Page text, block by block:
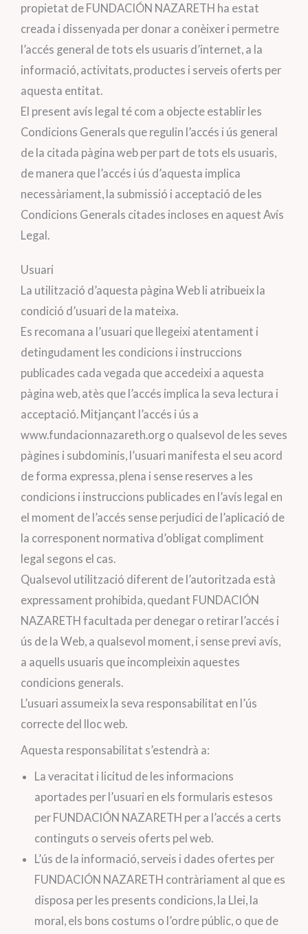
propietat de FUNDACIÓN NAZARETH ha estat
creada i dissenyada per donar a conèixer i permetre
l’accés general de tots els usuaris d’internet, a la
informació, activitats, productes i serveis oferts per
aquesta entitat.
El present avís legal té com a objecte establir les
Condicions Generals que regulin l’accés i ús general
de la citada pàgina web per part de tots els usuaris,
de manera que l’accés i ús d’aquesta implica
necessàriament, la submissió i acceptació de les
Condicions Generals citades incloses en aquest Avís
Legal.
Usuari
La utilització d’aquesta pàgina Web li atribueix la
condició d’usuari de la mateixa.
Es recomana a l’usuari que llegeixi atentament i
detingudament les condicions i instruccions
publicades cada vegada que accedeixi a aquesta
pàgina web, atès que l’accés implica la seva lectura i
acceptació. Mitjançant l’accés i ús a
www.fundacionnazareth.org o qualsevol de les seves
pàgines i subdominis, l’usuari manifesta el seu acord
de forma expressa, plena i sense reserves a les
condicions i instruccions publicades en l’avís legal en
el moment de l’accés sense perjudici de l’aplicació de
la corresponent normativa d’obligat compliment
legal segons el cas.
Qualsevol utilització diferent de l’autoritzada està
expressament prohibida, quedant FUNDACIÓN
NAZARETH facultada per denegar o retirar l’accés i
ús de la Web, a qualsevol moment, i sense previ avís,
a aquells usuaris que incompleixin aquestes
condicions generals.
L’usuari assumeix la seva responsabilitat en l’ús
correcte del lloc web.
Aquesta responsabilitat s’estendrà a:
La veracitat i licitud de les informacions
aportades per l’usuari en els formularis estesos
per FUNDACIÓN NAZARETH per a l’accés a certs
continguts o serveis oferts pel web.
L’ús de la informació, serveis i dades ofertes per
FUNDACIÓN NAZARETH contràriament al que es
disposa per les presents condicions, la Llei, la
moral, els bons costums o l’ordre públic, o que de